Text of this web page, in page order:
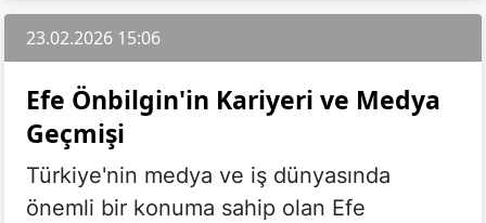
23.02.2026 15:06
Efe Önbilgin'in Kariyeri ve Medya
Geçmişi
Türkiye'nin medya ve iş dünyasında
önemli bir konuma sahip olan Efe